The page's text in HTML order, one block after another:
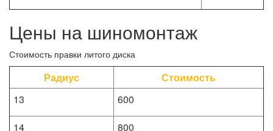
Цены на шиномонтаж
Стоимость правки литого диска
Радиус
Стоимость
13
600
14
800